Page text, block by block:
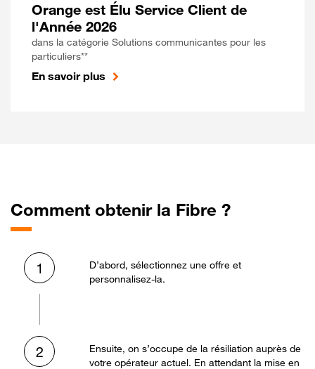
Orange est Élu Service Client de
l'Année 2026
dans la catégorie Solutions communicantes pour les
particuliers**
En savoir plus
Comment obtenir la Fibre ?
1
D’abord, sélectionnez une offre et
personnalisez-la.
2
Ensuite, on s’occupe de la résiliation auprès de
votre opérateur actuel. En attendant la mise en